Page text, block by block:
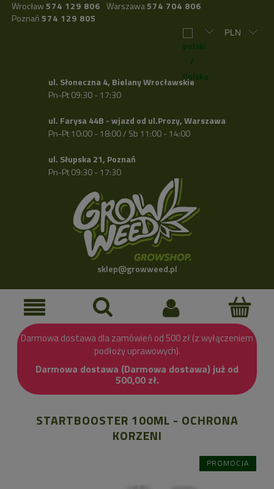
Wrocław 574 129 806 Warszawa574 704 806
Poznań 574 129 805
ul. Słoneczna 4, Bielany Wrocławskie
Pn-Pt 09:30 - 17:30
ul. Farysa 44B - wjazd od ul.Prozy, Warszawa
Pn-Pt 10:00 - 18:00 / Sb 11:00 - 14:00
ul. Słupska 21, Poznań
Pn-Pt 09:30 - 17:30
sklep@growweed.pl
Darmowa dostawa dla zamówień od 500 zł (z wyłączeniem
podłoży uprawowych).
Darmowa dostawa (Darmowa dostawa) już od
500,00 zł.
STARTBOOSTER 100ML - OCHRONA
KORZENI
PROMOCJA